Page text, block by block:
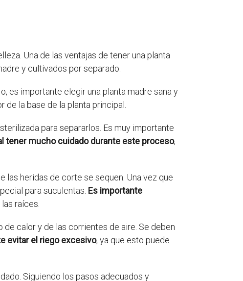
Una de las ventajas de tener una planta
y cultivados por separado.
es importante elegir una planta madre sana y
la base de la planta principal.
para separarlos. Es muy importante
tener mucho cuidado durante este proceso,
las heridas de corte se sequen. Una vez que
para suculentas. Es importante
raíces.
calor y de las corrientes de aire. Se deben
evitar el riego excesivo, ya que esto puede
Siguiendo los pasos adecuados y